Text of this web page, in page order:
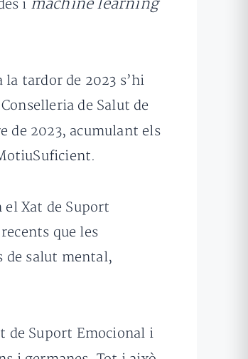
i machine learning
tardor de 2023 s’hi
de Salut de
de 2023, acumulant els
el Xat de Suport
que les
de salut mental,
de Suport Emocional i